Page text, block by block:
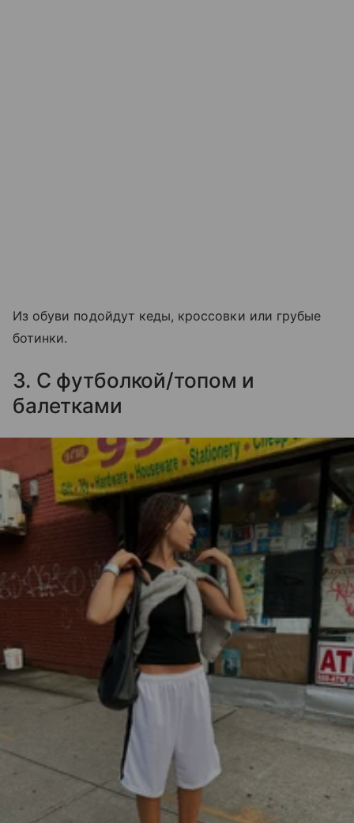
Из обуви подойдут кеды, кроссовки или грубые
ботинки.
3. С футболкой/топом и
балетками